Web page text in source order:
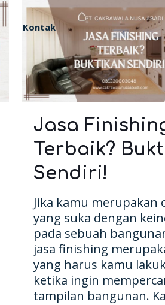
Kontak
Jasa
Terbaik?
Sendiri!
Jika kamu merupakan
yang suka dengan
pada sebuah
jasa finishing
yang harus kamu
ketika ingin
tampilan bangunan.